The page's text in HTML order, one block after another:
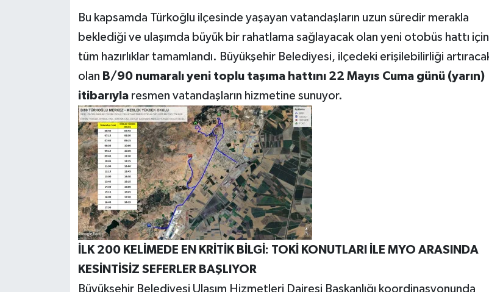
Bu kapsamda Türkoğlu ilçesinde yaşayan vatandaşların uzun süredir merakla
beklediği ve ulaşımda büyük bir rahatlama sağlayacak olan yeni otobüs hattı için
tüm hazırlıklar tamamlandı. Büyükşehir Belediyesi, ilçedeki erişilebilirliği
olan B/90 numaralı yeni toplu taşıma hattını 22 Mayıs Cuma günü (yarın)
itibarıylaresmen vatandaşların hizmetine sunuyor.
İLK 200 KELİMEDE EN KRİTİK BİLGİ: TOKİ KONUTLARI İLE MYO ARASINDA
KESİNTİSİZ SEFERLER BAŞLIYOR
Büyükşehir Belediyesi Ulaşım Hizmetleri Dairesi Başkanlığı koordinasyonunda